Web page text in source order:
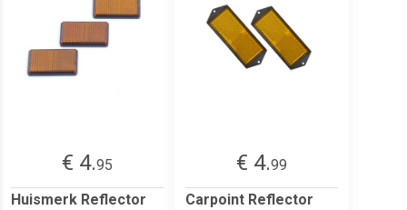
€ 4.95
Huismerk Reflector
€ 4.99
Carpoint Reflector